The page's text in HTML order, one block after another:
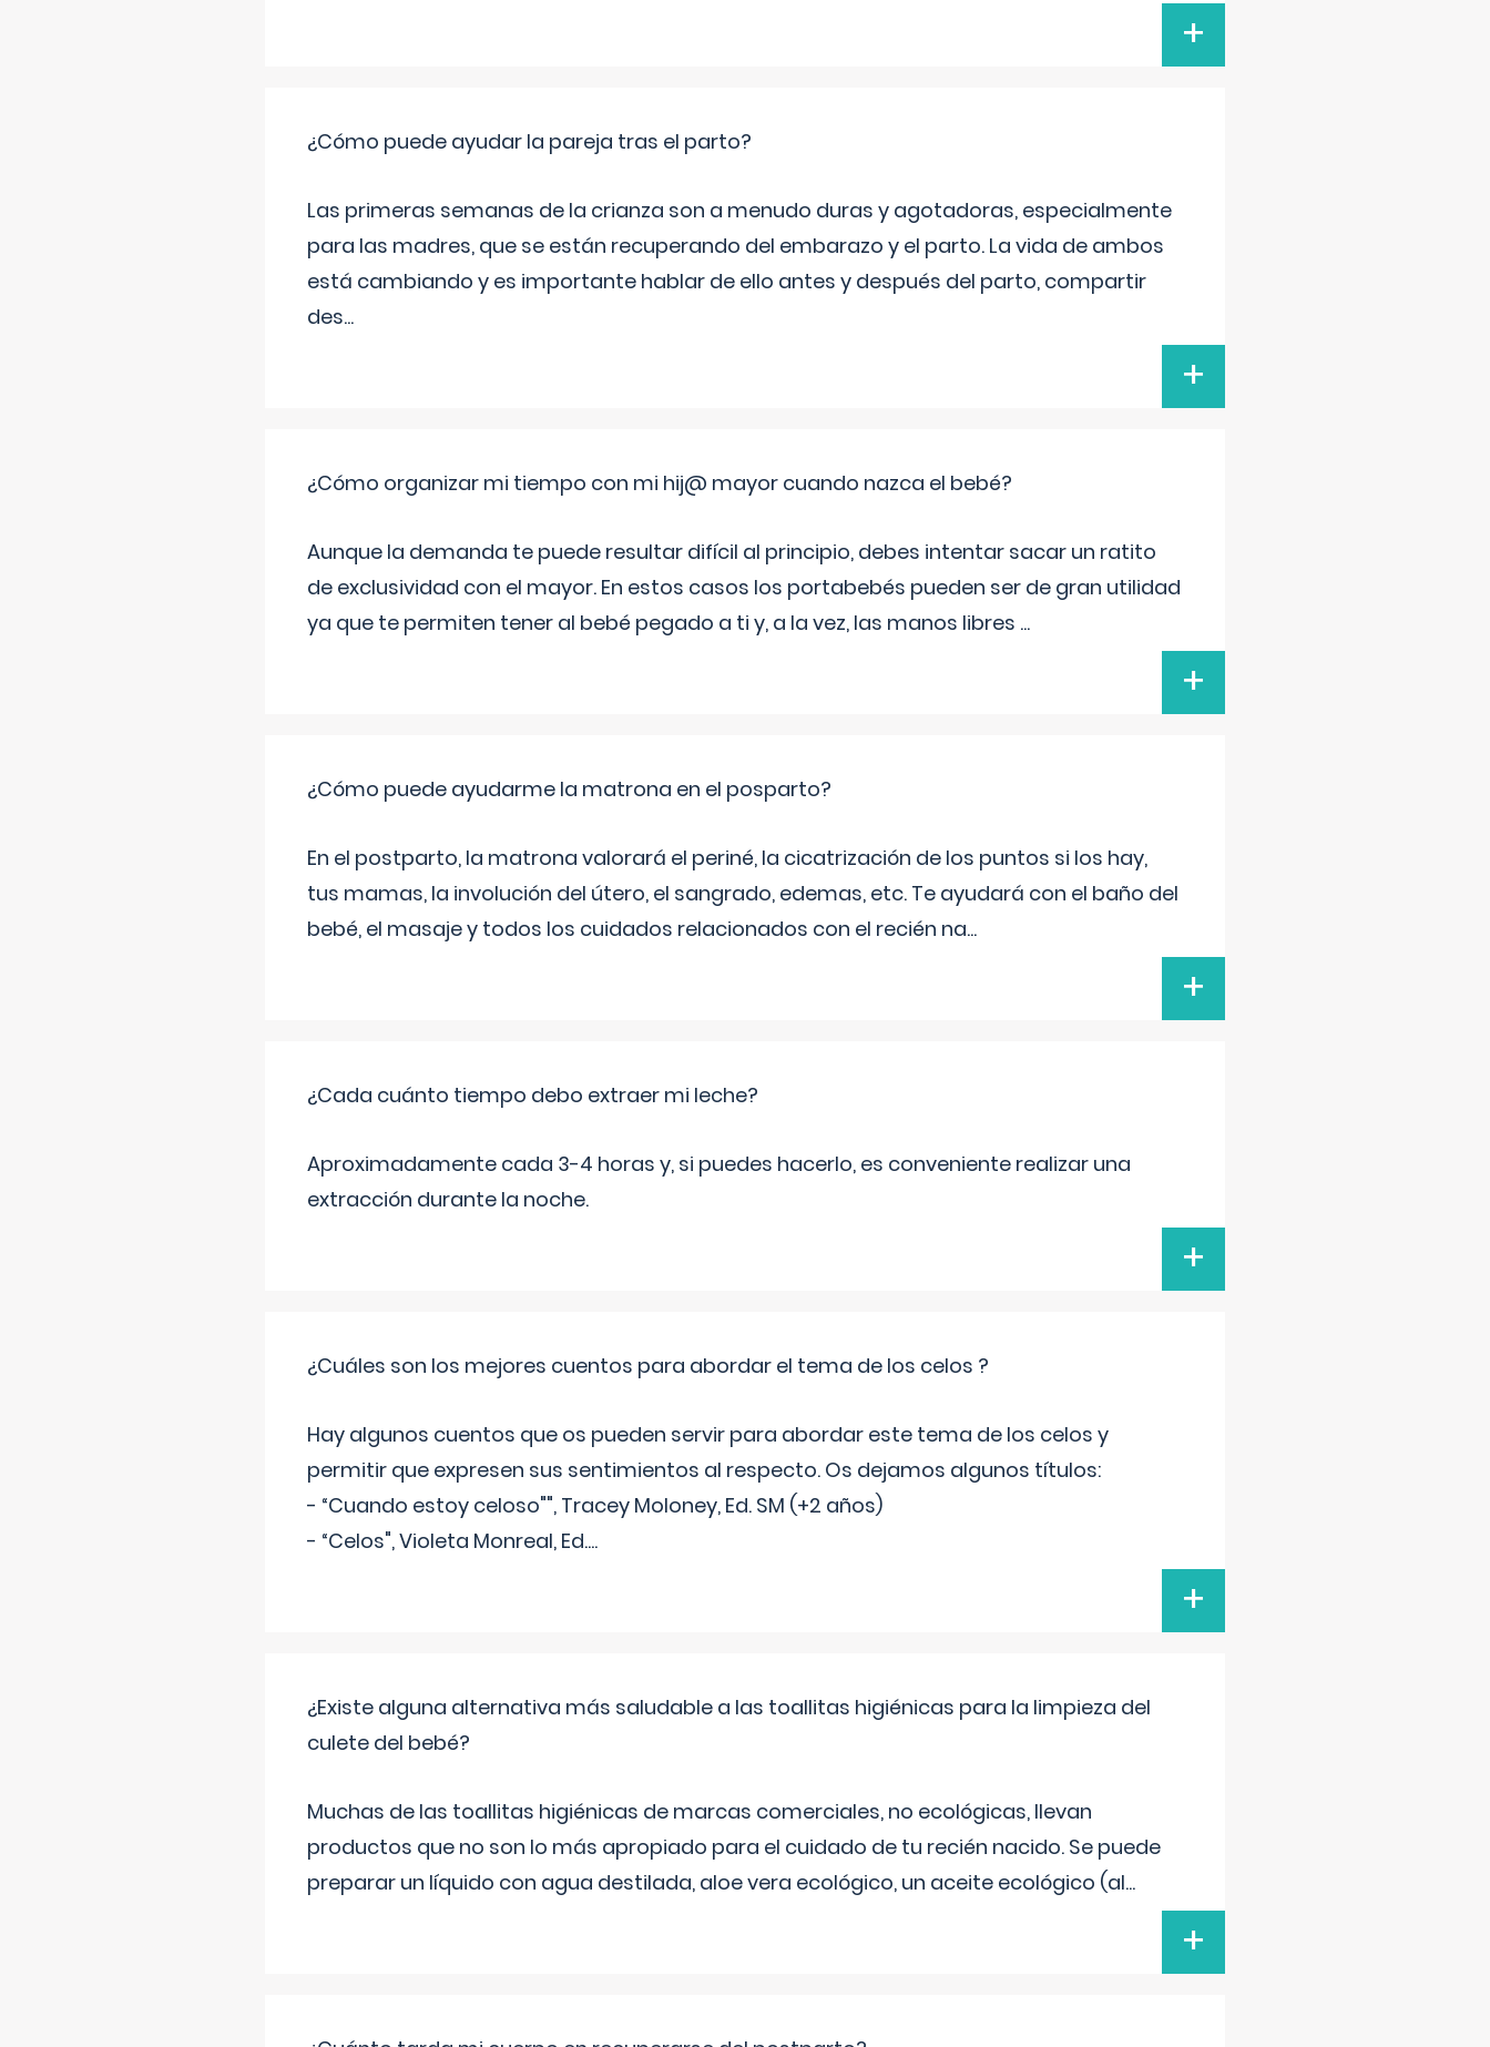
+
¿Cómo puede ayudar la pareja tras el parto?
Las primeras semanas de la crianza son a menudo duras y agotadoras, especialmente
para las madres, que se están recuperando del embarazo y el parto. La vida de ambos
está cambiando y es importante hablar de ello antes y después del parto, compartir
des...
+
¿Cómo organizar mi tiempo con mi hij@ mayor cuando nazca el bebé?
Aunque la demanda te puede resultar difícil al principio, debes intentar sacar un ratito
de exclusividad con el mayor. En estos casos los portabebés pueden ser de gran utilidad
ya que te permiten tener al bebé pegado a ti y, a la vez, las manos libres ...
+
¿Cómo puede ayudarme la matrona en el posparto?
En el postparto, la matrona valorará el periné, la cicatrización de los puntos si los hay,
tus mamas, la involución del útero, el sangrado, edemas, etc. Te ayudará con el baño del
bebé, el masaje y todos los cuidados relacionados con el recién na...
+
¿Cada cuánto tiempo debo extraer mi leche?
Aproximadamente cada 3-4 horas y, si puedes hacerlo, es conveniente realizar una
extracción durante la noche.
+
¿Cuáles son los mejores cuentos para abordar el tema de los celos ?
Hay algunos cuentos que os pueden servir para abordar este tema de los celos y
permitir que expresen sus sentimientos al respecto. Os dejamos algunos títulos:
- “Cuando estoy celoso"", Tracey Moloney, Ed. SM (+2 años)
- “Celos", Violeta Monreal, Ed....
+
¿Existe alguna alternativa más saludable a las toallitas higiénicas para la limpieza del
culete del bebé?
Muchas de las toallitas higiénicas de marcas comerciales, no ecológicas, llevan
productos que no son lo más apropiado para el cuidado de tu recién nacido. Se puede
preparar un líquido con agua destilada, aloe vera ecológico, un aceite ecológico (al...
+